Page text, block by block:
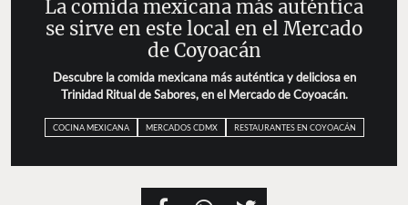
La comida mexicana más auténtica
se sirve en este local en el Mercado
de Coyoacán
Descubre la comida mexicana más auténtica y deliciosa en
Trinidad Ritual de Sabores, en el Mercado de Coyoacán.
COCINA MEXICANA MERCADOS CDMX RESTAURANTES EN COYOACÁN